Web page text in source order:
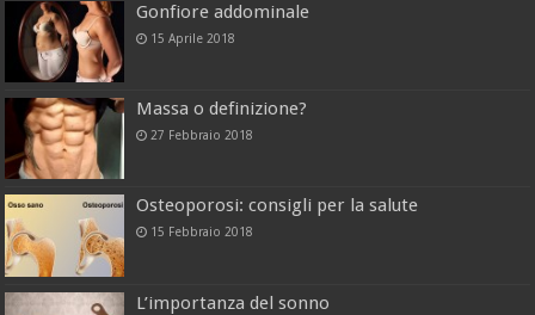
Gonfiore addominale
15 Aprile 2018
Massa o definizione?
27 Febbraio 2018
Osteoporosi: consigli per la salute
15 Febbraio 2018
L’importanza del sonno